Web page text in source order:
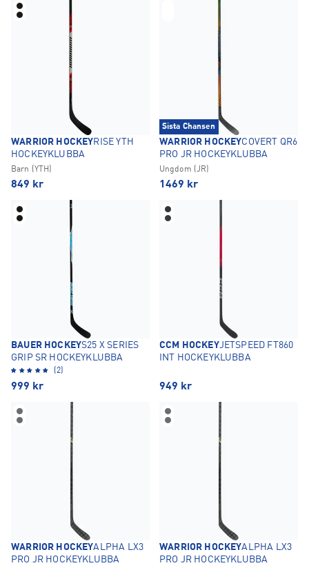
WARRIOR HOCKEYRISE YTH
HOCKEYKLUBBA
Barn (YTH)
849 kr
Sista Chansen
WARRIOR HOCKEYCOVERT QR6
PRO JR HOCKEYKLUBBA
Ungdom (JR)
1469 kr
BAUER HOCKEYS25 X SERIES
GRIP SR HOCKEYKLUBBA
(2)
999 kr
CCM HOCKEYJETSPEED FT860
INT HOCKEYKLUBBA
949 kr
WARRIOR HOCKEYALPHA LX3
PRO JR HOCKEYKLUBBA
WARRIOR HOCKEYALPHA LX3
PRO JR HOCKEYKLUBBA